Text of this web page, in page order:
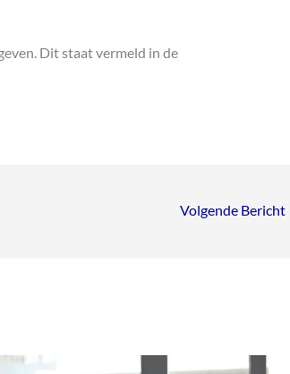
Dit staat vermeld in de
Volgende Bericht